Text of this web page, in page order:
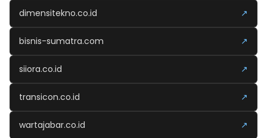
dimensitekno.co.id ↗
bisnis-sumatra.com ↗
siiora.co.id ↗
transicon.co.id ↗
wartajabar.co.id ↗